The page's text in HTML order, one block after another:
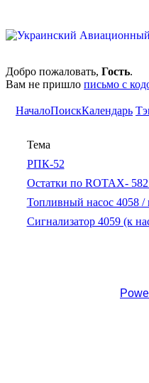
Добро пожаловать, Гость.
Вам не пришло письмо с
НачалоПоискКалендарь
Тема
РПК-52
Остатки по ROTAX-
Топливный насос 4058 /
Сигнализатор 4059 (к